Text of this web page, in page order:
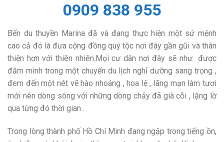
0909 838 955
Bến du thuyền Marina đã và đang thực hiện một sứ mệnh
cao cả đó là đưa cộng đồng quý tộc nơi đây gần gũi và thân
thiện hơn với thiên nhiên.Mọi cư dân nơi đây sẽ như được
đắm mình trong một chuyến du lịch nghỉ dưỡng sang trọng ,
đem đến một nét vẽ hào nhoáng , hoa lệ , lãng mạn làm tươi
mới nên dòng sông với những dòng chảy đã già cỗi , lặng lờ
qua từng đó thời gian .
Trong lòng thành phố Hồ Chí Minh đang ngập trong tiếng ồn,